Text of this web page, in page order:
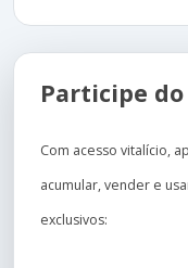
Participe
Com acesso vitalício,
acumular, vender e
exclusivos: